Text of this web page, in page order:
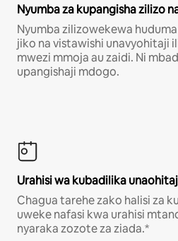
Nyumba za kupangisha zilizo
Nyumba zilizowekewa
jiko na vistawishi unavyohitaji
mwezi mmoja au zaidi. Ni
upangishaji mdogo.
Urahisi wa kubadilika
Chagua tarehe zako halisi za
uweke nafasi kwa urahisi
nyaraka zozote za ziada.*